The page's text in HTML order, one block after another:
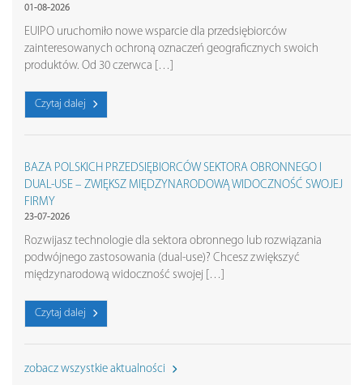
01-08-2026
EUIPO uruchomiło nowe wsparcie dla przedsiębiorców
zainteresowanych ochroną oznaczeń geograficznych swoich
produktów. Od 30 czerwca […]
Czytaj dalej
BAZA POLSKICH PRZEDSIĘBIORCÓW SEKTORA OBRONNEGO I
DUAL-USE – ZWIĘKSZ MIĘDZYNARODOWĄ WIDOCZNOŚĆ SWOJEJ
FIRMY
23-07-2026
Rozwijasz technologie dla sektora obronnego lub rozwiązania
podwójnego zastosowania (dual-use)? Chcesz zwiększyć
międzynarodową widoczność swojej […]
Czytaj dalej
zobacz wszystkie aktualności